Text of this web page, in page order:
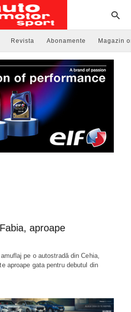
Revista Abonamente Magazin
aproape
pe o autostradă din Cehia,
aproape gata pentru debutul din